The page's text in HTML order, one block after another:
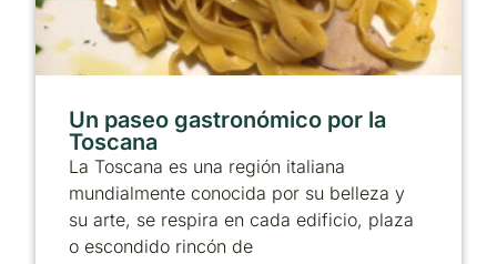
Un paseo gastronómico por la
Toscana
La Toscana es una región italiana
mundialmente conocida por su belleza y
su arte, se respira en cada edificio, plaza
o escondido rincón de